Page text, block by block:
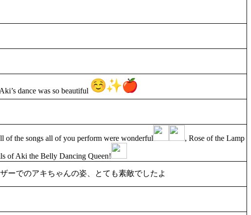
dance was so beautiful
of the songs all of you perform were wonderful , Rose of the Lamp
of Aki the Belly Dancing Queen!
ーでのアキちゃんの姿、とても素敵でしたよ